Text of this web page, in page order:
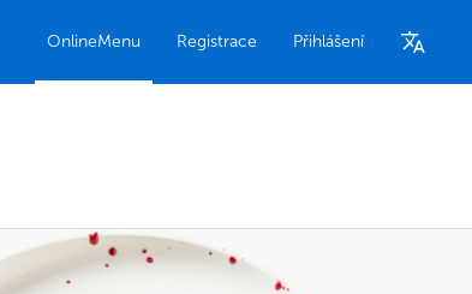
OnlineMenu Registrace Přihlášení